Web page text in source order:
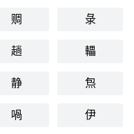
赒 彔
趟 轠
静 炰
喎 伊